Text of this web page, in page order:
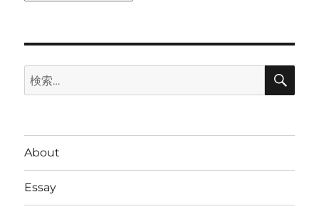
検
索:
検
About
Essay